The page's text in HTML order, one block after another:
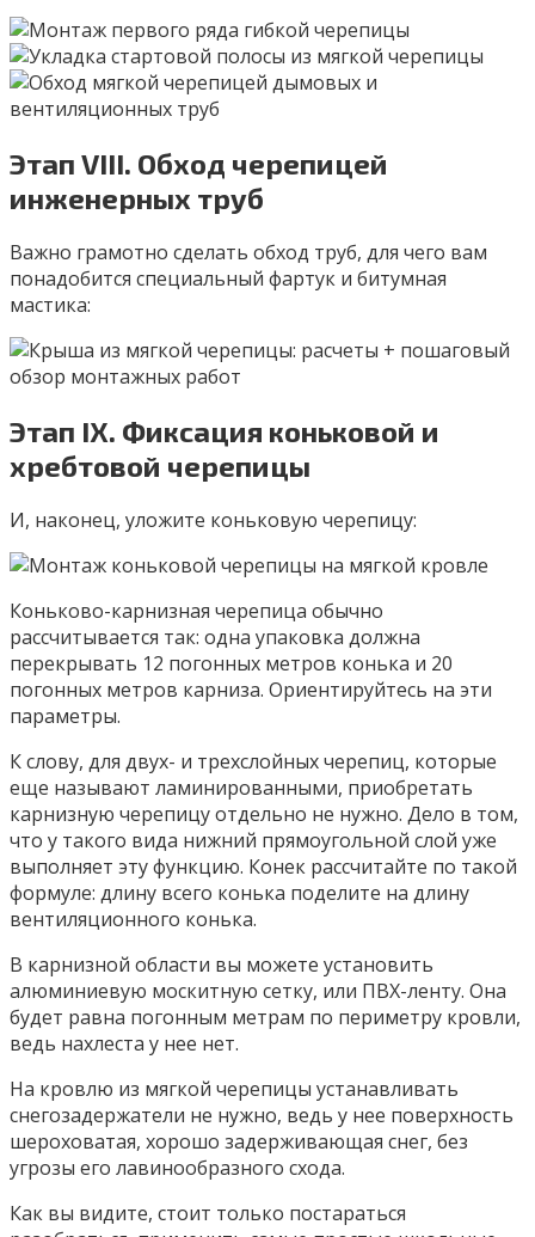
Этап VIII. Обход черепицей
инженерных труб
Важно грамотно сделать обход труб, для чего вам
понадобится специальный фартук и битумная
мастика:
Этап IХ. Фиксация коньковой и
хребтовой черепицы
И, наконец, уложите коньковую черепицу:
Коньково-карнизная черепица обычно
рассчитывается так: одна упаковка должна
перекрывать 12 погонных метров конька и 20
погонных метров карниза. Ориентируйтесь на эти
параметры.
К слову, для двух- и трехслойных черепиц, которые
еще называют ламинированными, приобретать
карнизную черепицу отдельно не нужно. Дело в том,
что у такого вида нижний прямоугольной слой уже
выполняет эту функцию. Конек рассчитайте по такой
формуле: длину всего конька поделите на длину
вентиляционного конька.
В карнизной области вы можете установить
алюминиевую москитную сетку, или ПВХ-ленту. Она
будет равна погонным метрам по периметру кровли,
ведь нахлеста у нее нет.
На кровлю из мягкой черепицы устанавливать
снегозадержатели не нужно, ведь у нее поверхность
шероховатая, хорошо задерживающая снег, без
угрозы его лавинообразного схода.
Как вы видите, стоит только постараться